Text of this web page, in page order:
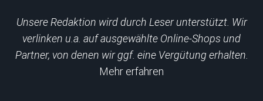
Unsere Redaktion wird durch Leser unterstützt. Wir
verlinken u.a. auf ausgewählte Online-Shops und
Partner, von denen wir ggf. eine Vergütung erhalten.
Mehr erfahren